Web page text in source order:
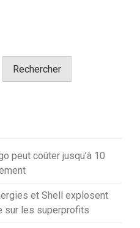
Rechercher
peut coûter jusqu’à 10
et Shell explosent
sur les superprofits